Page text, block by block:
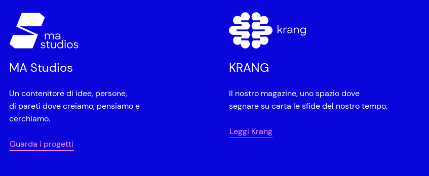
MA Studios
Un contenitore di idee, persone,
di pareti dove creiamo, pensiamo e
cerchiamo.
Guarda i progetti
KRANG
Il nostro magazine, uno spazio dove
segnare su carta le sfide del nostro tempo.
Leggi Krang